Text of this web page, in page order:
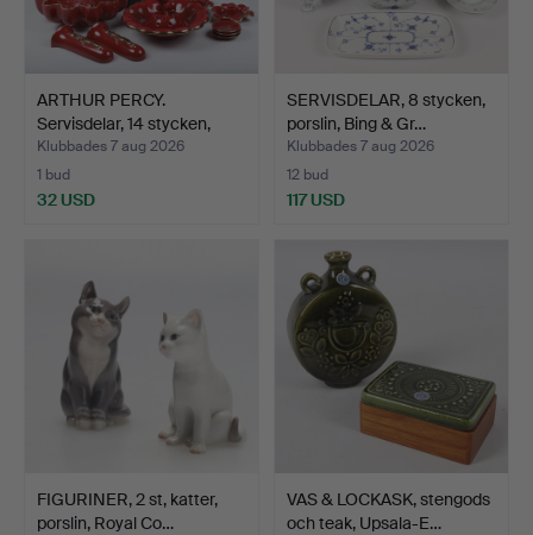
ARTHUR PERCY.
Servisdelar, 14 stycken,
por…
Klubbades 7 aug 2026
1 bud
32 USD
SERVISDELAR, 8 stycken,
porslin, Bing & Gr…
Klubbades 7 aug 2026
12 bud
117 USD
FIGURINER, 2 st, katter,
porslin, Royal Co…
VAS & LOCKASK, stengods
och teak, Upsala-E…